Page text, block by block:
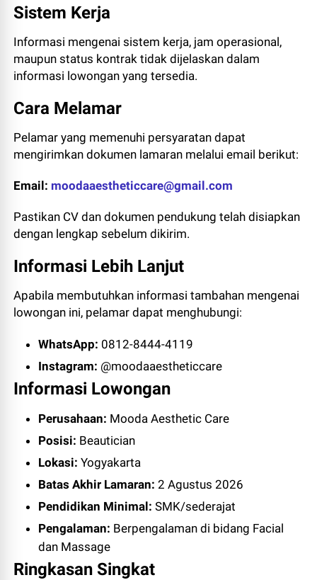
Sistem Kerja
Informasi mengenai sistem kerja, jam operasional,
maupun status kontrak tidak dijelaskan dalam
informasi lowongan yang tersedia.
Cara Melamar
Pelamar yang memenuhi persyaratan dapat
mengirimkan dokumen lamaran melalui email berikut:
Email: moodaaestheticcare@gmail.com
Pastikan CV dan dokumen pendukung telah disiapkan
dengan lengkap sebelum dikirim.
Informasi Lebih Lanjut
Apabila membutuhkan informasi tambahan mengenai
lowongan ini, pelamar dapat menghubungi:
WhatsApp: 0812-8444-4119
Instagram: @moodaaestheticcare
Informasi Lowongan
Perusahaan: Mooda Aesthetic Care
Posisi: Beautician
Lokasi: Yogyakarta
Batas Akhir Lamaran: 2 Agustus 2026
Pendidikan Minimal: SMK/sederajat
Pengalaman: Berpengalaman di bidang Facial
dan Massage
Ringkasan Singkat